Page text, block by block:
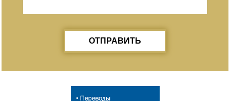
ОТПРАВИТЬ